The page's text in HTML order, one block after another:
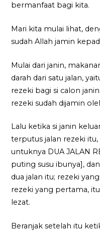
bermanfaat bagi kita.
Mari kita mulai lihat,
sudah Allah jamin
Mulai dari janin,
darah dari satu jalan,
rezeki bagi si calon
rezeki sudah dijamin
Lalu ketika si janin
terputus jalan rezeki
untuknya DUA JALAN
puting susu ibunya],
dua jalan itu; rezeki
rezeki yang pertama,
lezat.
Beranjak setelah itu